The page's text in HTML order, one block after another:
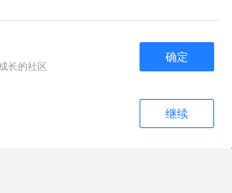
forming face
评论
弟，几个人现在的发展差距实在太大 #伪装者 #
长的社区
确定
继续